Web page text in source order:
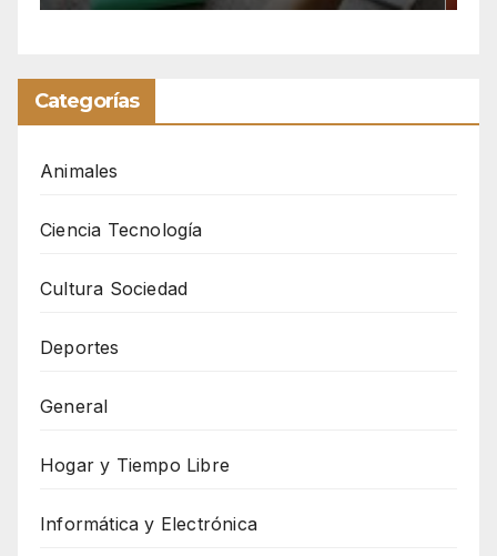
Categorías
Animales
Ciencia Tecnología
Cultura Sociedad
Deportes
General
Hogar y Tiempo Libre
Informática y Electrónica